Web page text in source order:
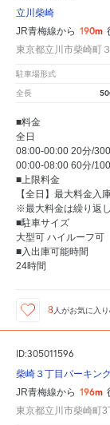
立川柴崎
JR青梅線から 190m
東京都立川市柴崎町
駐車場形式
全長
■料金
全日
08:00-00:00 20分/
00:00-08:00 60分/
■上限料金
【全日】最大料金入
※最大料金は繰り返
■駐車サイズ
大型可 ハイルーフ可
■入出庫可能時間
24時間
8人がお気に入
ID:305011596
柴崎３丁目パーキン
JR青梅線から 196m
東京都立川市柴崎町3